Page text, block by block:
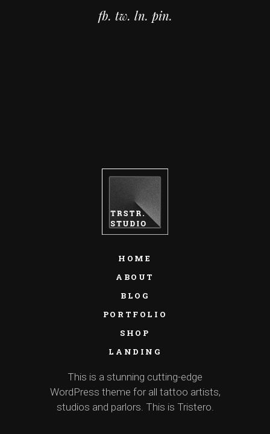
fb. tw. ln. pin.
HOME
ABOUT
BLOG
PORTFOLIO
SHOP
LANDING
This is a stunning cutting-edge
WordPress theme for all tattoo artists,
studios and parlors. This is Tristero.